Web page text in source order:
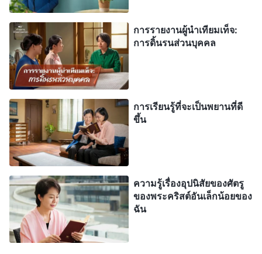
จักรยานไปที่บ้านของพี่หลิว ฉันเล่าเรื่องเส้นทางของพี่
โจวให้เธอฟังอย่างละเอียด และบอกให้เธอนำไปแบ่ง
ปันกับพี่น้องชายหญิงคนอื่นๆ ที่มีหน้าที่ให้น้ำ เวลาสาม
วันผ่านไปอย่างรวดเร็วตามเคย และฉันก็รอคอยที่จะ
เก็บเกี่ยวดอกผลจากการลงแรงของฉันอย่างมีความสุข
มาก แต่แล้วฉันก็ต้องแปลกใจ เมื่อพวกเขามาบอกฉัน
ว่า พวกเขาเจอปัญหามากมายในงานให้น้ำของพวกเขา
บางเรื่องพวกเขาก็ไม่สามารถแก้ไขได้ และผู้มาใหม่ก็
หลงเชื่อคำโกหก ของพรรคคอมมิวนิสต์จีนและศิษยาภิ
บาลทางศาสนา เพราะพวกเขาไม่ได้รับการให้น้ำทัน
เวลา และพวกเขาก็เลยไม่กล้าที่จะมาชุมนุมอีกแล้ว
ความคิดของฉันหมุนเคว้ง เรื่องพวกนี้เกิดขึ้นได้
อย่างไร? ฉันรีบกลับไปที่บ้านของพี่หลิว และทันทีที่เธอ
การรายงานผู้นำเทียมเท็จ:
การดิ้นรนส่วนบุคคล
การเรียนรู้ที่จะเป็นพยานที่ดี
ขึ้น
ความรู้เรื่องอุปนิสัยของศัตรู
ของพระคริสต์อันเล็กน้อยของ
ฉัน